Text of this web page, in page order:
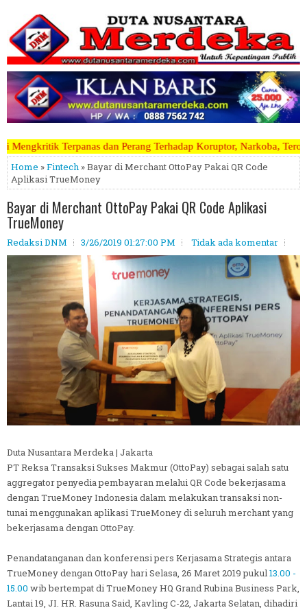
Terhadap Koruptor, Narkoba, Teroris Musuh Rakyat
Home »Fintech » Bayar di Merchant OttoPay Pakai QR Code
Aplikasi TrueMoney
Bayar di Merchant OttoPay Pakai QR Code Aplikasi
TrueMoney
Redaksi DNM 3/26/2019 01:27:00 PM Tidak ada komentar
Duta Nusantara Merdeka | Jakarta
PT Reksa Transaksi Sukses Makmur (OttoPay) sebagai salah satu
aggregator penyedia pembayaran melalui QR Code bekerjasama
dengan TrueMoney Indonesia dalam melakukan transaksi non-
tunai menggunakan aplikasi TrueMoney di seluruh merchant yang
bekerjasama dengan OttoPay.
Penandatanganan dan konferensi pers Kerjasama Strategis antara
TrueMoney dengan OttoPay hari Selasa, 26 Maret 2019 pukul13.00 -
15.00 wib bertempat di TrueMoney HQ Grand Rubina Business Park,
Lantai 19, JI. HR. Rasuna Said, Kavling C-22, Jakarta Selatan, dihadiri